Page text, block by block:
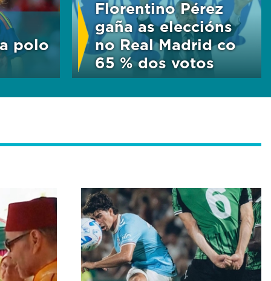
polo
Florentino Pérez
gaña as eleccións
no Real Madrid co
65 % dos votos